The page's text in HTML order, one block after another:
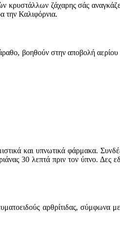
ζάχαρης σάς
την Καλιφόρνια.
βοηθούν στην αποβολή
και υπνωτικά φάρμακα.
30 λεπτά πριν τον ύπνο. Δες
αρθρίτιδας, σύμφωνα